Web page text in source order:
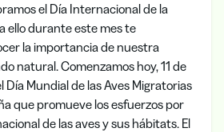
el Día Internacional de la
ello durante este mes te
la importancia de nuestra
natural. Comenzamos hoy, 11 de
Día Mundial de las Aves Migratorias
que promueve los esfuerzos por
de las aves y sus hábitats. El